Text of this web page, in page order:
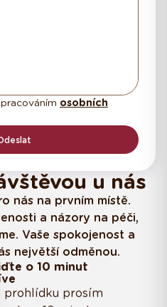
osobních
u nás
nás na prvním místě.
a názory na péči,
Vaše spokojenost a
největší odměnou.
o 10 minut
prohlídku prosím